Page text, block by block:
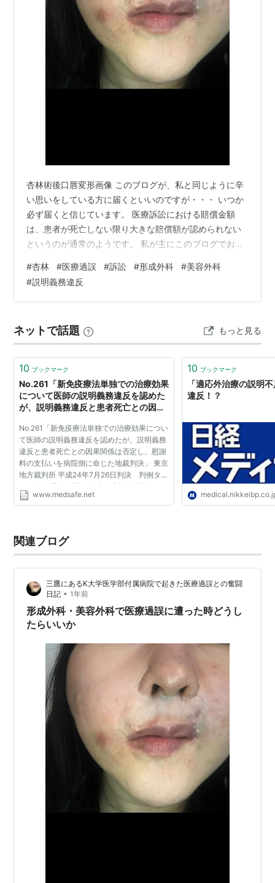
杏林術後口唇変形画像 このブログが、私と同じように辛
い思いをしている方に届くといいのですが・・・ いつか
必ず届くと信じています。 医療訴訟における賠償金額
は、患者が死亡しない限り大きな賠償額が認められない
というのが通常のようです。 私が主にこのブログでお話
なります。 形成外科（美容外科）は特殊なフィールドの
ようで、他の診療科の医療訴訟と比較しても、 ”どうとで
も言い逃れができる”要素が強いため、医療弁護士と名乗
思います。 また、美容外科系手術の場合は、死亡または
身体に重度の後遺症が残った、などの…
#杏林 #医療過誤 #訴訟 #形成外科 #美容外科
#説明義務違反
ネットで話題 もっと見る
10 ブックマーク
No.261「新免疫療法単独での治療効果
について医師の説明義務違反を認めた
が、説明義務違反と患者死亡との因果
側に命じた地裁判決」 - 医療安全推進
者ネットワーク
No.261「新免疫療法単独での治療効果につい
て医師の説明義務違反を認めたが、説明義務
違反と患者死亡との因果関係は否定し、慰謝
料の支払いを病院側に命じた地裁判決」 東京
地方裁判所 平成24年7月26日判決 判例タイ
ムズ1395号246頁 （争点） 新免疫療法につ
いてのY医師の説明義務違反の有無 Y医師の
www.medsafe.net
10 ブックマーク
「適応外治療の説明
違反！？
関連ブログ
三鷹にあるK大学医学部付属病院で起きた医療過誤との奮闘
日記 • 1年前
形成外科・美容外科で医療過誤に遭った時どうし
たらいいか